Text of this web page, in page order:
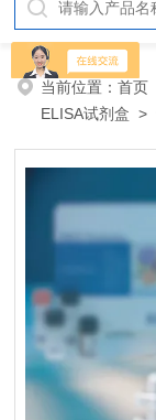
当前位置：首页
ELISA试剂盒 >